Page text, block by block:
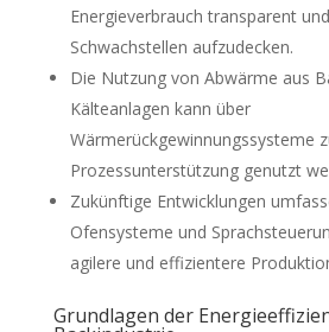
Energieverbrauch transparent
Schwachstellen aufzudecken.
Die Nutzung von Abwärme aus
Kälteanlagen kann über
Wärmerückgewinnungssysteme
Prozessunterstützung genutzt
Zukünftige Entwicklungen
Ofensysteme und
agilere und effizientere
Grundlagen der